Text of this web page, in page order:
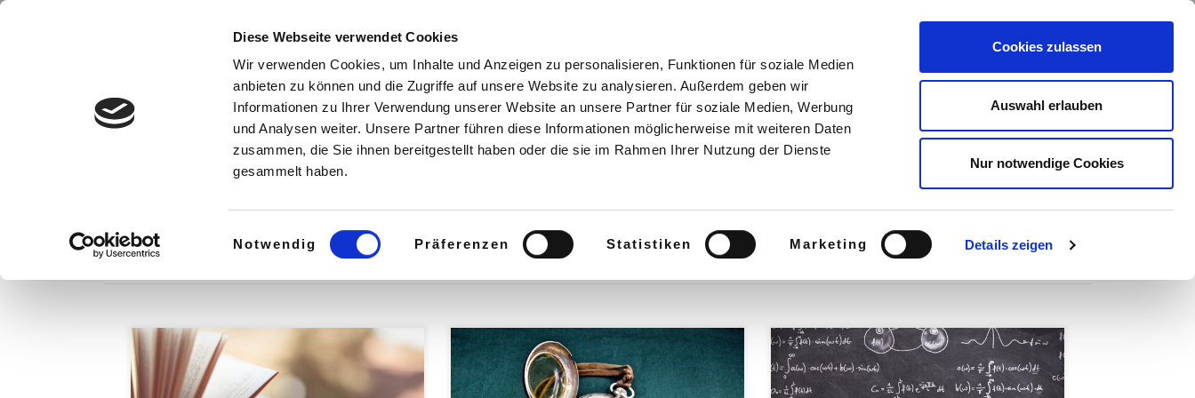
Diese Webseite verwendet Cookies
Wir verwenden Cookies, um Inhalte und Anzeigen zu personalisieren, Funktionen für soziale Medien
anbieten zu können und die Zugriffe auf unsere Website zu analysieren. Außerdem geben wir
Informationen zu Ihrer Verwendung unserer Website an unsere Partner für soziale Medien, Werbung
und Analysen weiter. Unsere Partner führen diese Informationen möglicherweise mit weiteren Daten
zusammen, die Sie ihnen bereitgestellt haben oder die sie im Rahmen Ihrer Nutzung der Dienste
gesammelt haben.
Einwilligungsauswahl
Notwendig Präferenzen Statistiken Marketing Details zeigen
Cookies zulassen
Auswahl erlauben
Nur notwendige Cookies
Wissen rund um Training, Weiterbildung und Bahnbetrieb
Search
Menü
Wie läuft das Fernstudium ab?
3 Beiträge
Voraussetzungen zur Zulassung zum Lehrgang:
eine mit Erfolg abgelegte Abschlussprüfung in dem
anerkannten Ausbildungsberuf als Eisenbahner im
Das Fernstudium zum „Meister/in für Bahnverkehr –
Bachelor Professional für Bahnverkehr (IHK)“ kann
jederzeit begonnen werden. Achtung! Wird
Innerhalb von 24 Monaten erlernen die
angehenden Meister/innen innerhalb der
Fachübergreifenden Basisqualifikationen unter